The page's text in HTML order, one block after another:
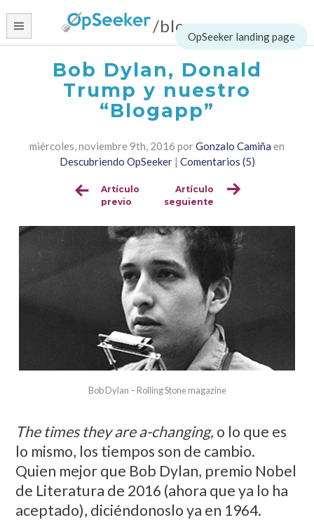
content
/blog
Bob Dylan, Donald
Trump y nuestro
“Blogapp”
miércoles, noviembre 9th, 2016 porGonzalo Camiña en
Descubriendo OpSeeker| Comentarios (5)
Sigue
Artículo
previo
Artículo
seguiente
Bob Dylan – Rolling Stone magazine
The times they are a-changing, o lo que es
lo mismo, los tiempos son de cambio.
Quien mejor que Bob Dylan, premio Nobel
de Literatura de 2016 (ahora que ya lo ha
aceptado), diciéndonoslo ya en 1964.